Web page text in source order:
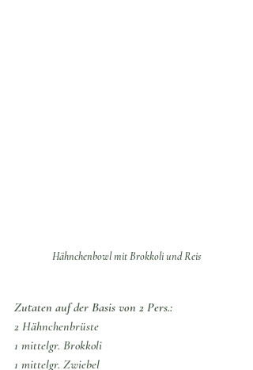
Hähnchenbowl mit Brokkoli und Reis
Zutaten auf der Basis von 2 Pers.:
2 Hähnchenbrüste
1 mittelgr. Brokkoli
1 mittelgr. Zwiebel